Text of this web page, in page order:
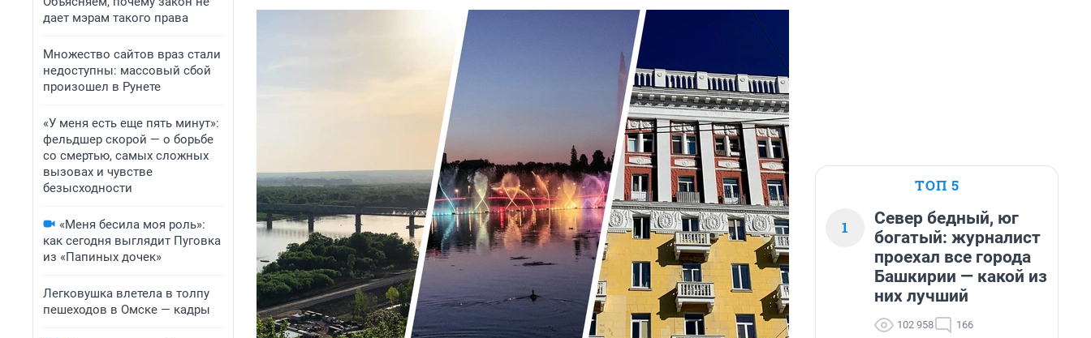
дает мэрам такого права
Множество сайтов враз стали
недоступны: массовый сбой
произошел в Рунете
«У меня есть еще пять минут»:
фельдшер скорой — о борьбе
со смертью, самых сложных
вызовах и чувстве
безысходности
«Меня бесила моя роль»:
как сегодня выглядит Пуговка
из «Папиных дочек»
Легковушка влетела в толпу
пешеходов в Омске — кадры
ТОП 5
1
Север бедный, юг
богатый: журналист
проехал все города
Башкирии — какой из
них лучший
102 958 166